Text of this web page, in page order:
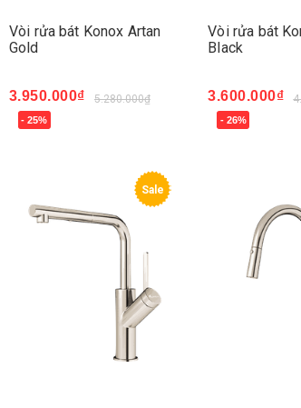
Vòi rửa bát Konox Artan
Gold
3.950.000₫ 5.280.000₫
- 25%
Mua ngay
Vòi rửa bát
Black
3.600.000₫
- 26%
Mua ngay
Sale